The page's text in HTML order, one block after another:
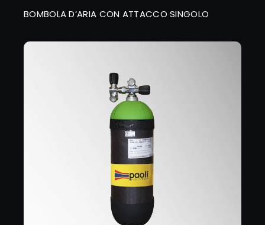
BOMBOLA D’ARIA CON ATTACCO SINGOLO